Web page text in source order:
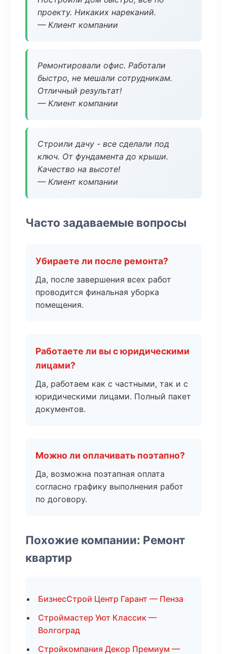
проекту. Никаких нареканий.
— Клиент компании
Ремонтировали офис. Работали
быстро, не мешали сотрудникам.
Отличный результат!
— Клиент компании
Строили дачу - все сделали под
ключ. От фундамента до крыши.
Качество на высоте!
— Клиент компании
Часто задаваемые вопросы
Убираете ли после ремонта?
Да, после завершения всех работ
проводится финальная уборка
помещения.
Работаете ли вы с юридическими
лицами?
Да, работаем как с частными, так и с
юридическими лицами. Полный пакет
документов.
Можно ли оплачивать поэтапно?
Да, возможна поэтапная оплата
согласно графику выполнения работ
по договору.
Похожие компании: Ремонт
квартир
БизнесСтрой Центр Гарант — Пенза
Строймастер Уют Классик —
Волгоград
Стройкомпания Декор Премиум —